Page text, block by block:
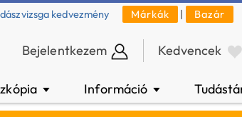
kedvezmény Márkák | Bazár
Bejelentkezem Kedvencek
▼ Információ ▼